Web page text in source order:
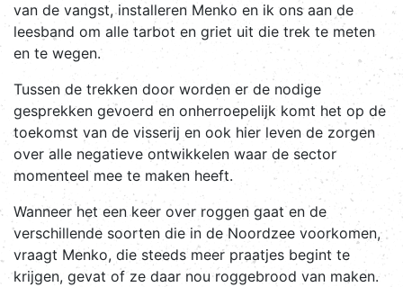
van de vangst, installeren Menko en ik ons aan de
leesband om alle tarbot en griet uit die trek te meten
en te wegen.
Tussen de trekken door worden er de nodige
gesprekken gevoerd en onherroepelijk komt het op de
toekomst van de visserij en ook hier leven de zorgen
over alle negatieve ontwikkelen waar de sector
momenteel mee te maken heeft.
Wanneer het een keer over roggen gaat en de
verschillende soorten die in de Noordzee voorkomen,
vraagt Menko, die steeds meer praatjes begint te
krijgen, gevat of ze daar nou roggebrood van maken.